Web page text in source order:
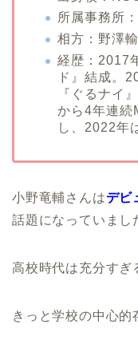
所属事務所
相方：野澤
経歴：2017
ド』結成。
『ぐるナイ
から4年連続
し、2022年
小野竜輔さんはデビ
話題になっていまし
高校時代は充分すぎ
きっと学校の中心的